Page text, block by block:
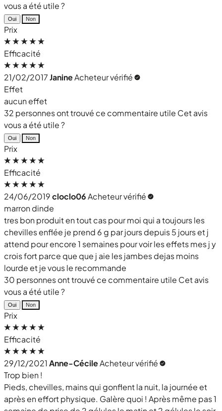
vous a été utile ?
Oui Non
Prix
Efficacité
21/02/2017JanineAcheteur vérifié
Effet
aucun effet
32 personnes ont trouvé ce commentaire utile Cet avis
vous a été utile ?
Oui Non
Prix
Efficacité
24/06/2019cloclo06Acheteur vérifié
marron dinde
tres bon produit en tout cas pour moi qui a toujours les
chevilles enflée je prend 6 g par jours depuis 5 jours et j
attend pour encore 1 semaines pour voir les effets mes j y
crois fort parce que que j aie les jambes dejas moins
lourde et je vous le recommande
30 personnes ont trouvé ce commentaire utile Cet avis
vous a été utile ?
Oui Non
Prix
Efficacité
29/12/2021Anne-CécileAcheteur vérifié
Trop bien !
Pieds, chevilles, mains qui gonflent la nuit, la journée et
après en effort physique. Galère quoi ! Après même pas 1